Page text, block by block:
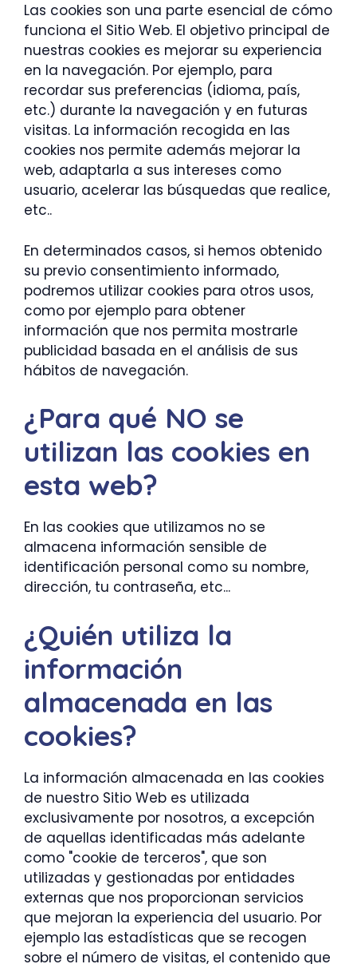
Las cookies son una parte esencial de cómo
funciona el Sitio Web. El objetivo principal de
nuestras cookies es mejorar su experiencia
en la navegación. Por ejemplo, para
recordar sus preferencias (idioma, país,
etc.) durante la navegación y en futuras
visitas. La información recogida en las
cookies nos permite además mejorar la
web, adaptarla a sus intereses como
usuario, acelerar las búsquedas que realice,
etc..
En determinados casos, si hemos obtenido
su previo consentimiento informado,
podremos utilizar cookies para otros usos,
como por ejemplo para obtener
información que nos permita mostrarle
publicidad basada en el análisis de sus
hábitos de navegación.
¿Para qué NO se
utilizan las cookies en
esta web?
En las cookies que utilizamos no se
almacena información sensible de
identificación personal como su nombre,
dirección, tu contraseña, etc...
¿Quién utiliza la
información
almacenada en las
cookies?
La información almacenada en las cookies
de nuestro Sitio Web es utilizada
exclusivamente por nosotros, a excepción
de aquellas identificadas más adelante
como "cookie de terceros", que son
utilizadas y gestionadas por entidades
externas que nos proporcionan servicios
que mejoran la experiencia del usuario. Por
ejemplo las estadísticas que se recogen
sobre el número de visitas, el contenido que